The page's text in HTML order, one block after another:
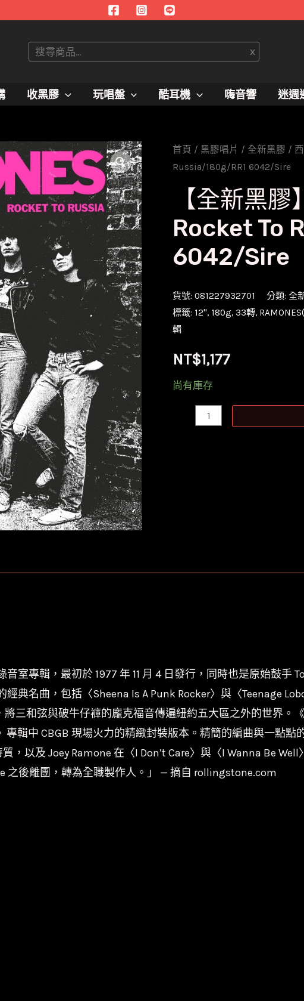
搜
x
收黑膠 玩唱盤 酷耳機 嗨音響 迷週
首頁 / 黑膠唱片 / 全新黑膠 /
Russia/180g/RR1 6042/Sire
【全新黑
Rocket To
6042/Sire
貨號:081227932701 分類:全
標籤: 12'', 180g,33轉,
輯
NT$1,177
尚有庫存
量
室專輯，最初於 1977 年 11 月 4 日發行，同時也是原始鼓手
典名曲，包括〈Sheena Is A Punk Rocker〉與〈Teenage
將三和弦與破牛仔褲的龐克福音傳遍紐約五大區之外的世界。
輯中 CBGB 現場火力的精緻封裝版本。精簡的編曲與一點點
質，以及 Joey Ramone 在〈I Don’t Care〉與〈I Wanna Be
之後離團，轉為全職製作人。」 — 摘自 rollingstone.com